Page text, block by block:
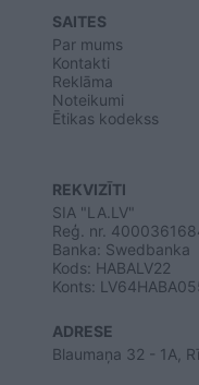
SAITES
Par mums
Kontakti
Reklāma
Noteikumi
Ētikas kodekss
REKVIZĪTI
SIA "LA.LV"
Reģ. nr.
Banka: Swedbanka
Kods: HABALV22
Konts:
ADRESE
Blaumaņa 32 - 1A,